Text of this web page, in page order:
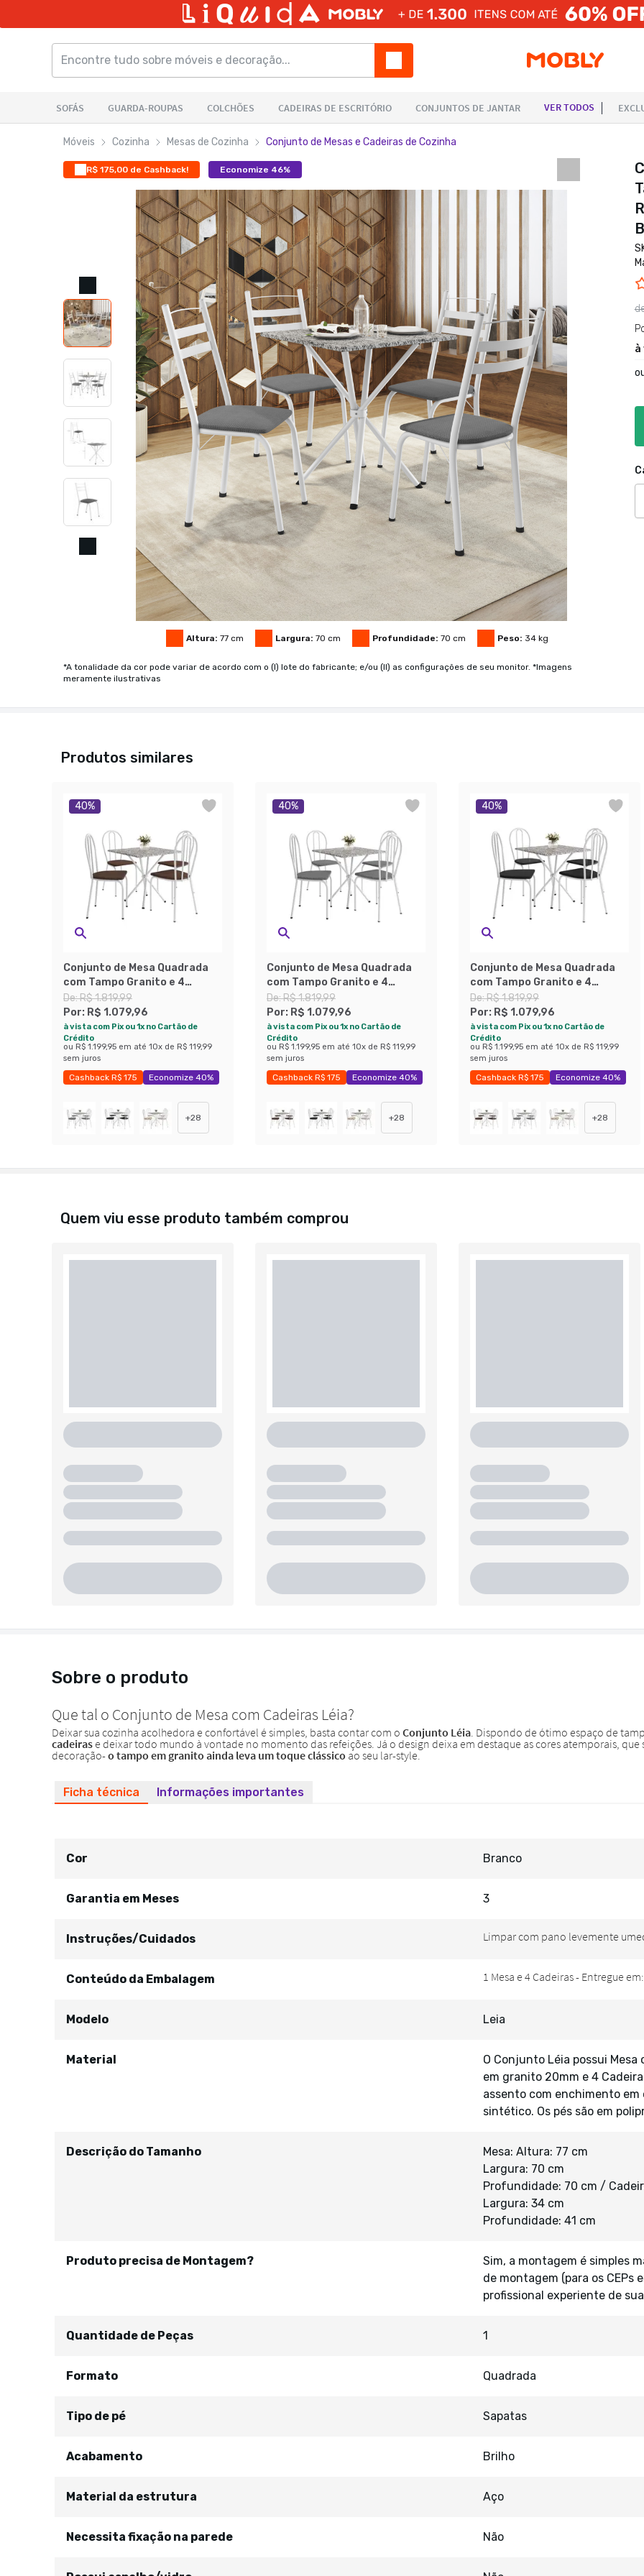
Móveis Cozinha Mesas de Cozinha Conjunto de Mesas e Cadeiras de Cozinha
R$ 175,00 de Cashback! Economize 46%
Altura: 77cm Largura: 70 cm Profundidade: 70 cm Peso: 34 kg
*A tonalidade da cor pode variar de acordo com o (I) lote do fabricante; e/ou (II) as configurações de seu monitor. *Imagens
meramente ilustrativas
à
Produtos similares
40%
Conjunto de Mesa Quadrada
com Tampo Granito e 4
Cadeiras Léia Revestimento
Sintético Branco e Imbuia
De:R$ 1.819,99
Por: R$ 1.079,96
à vista com Pix ou 1x no Cartão de
Crédito
ou R$ 1.199,95 em até 10x de R$ 119,99
sem juros
Cashback R$ 175 Economize 40%
+28
40%
Conjunto de Mesa Quadrada
com Tampo Granito e 4
Cadeiras Léia Revestimento
Sintético Branco e Platina
De:R$ 1.819,99
Por: R$ 1.079,96
à vista com Pix ou 1x no Cartão de
Crédito
ou R$ 1.199,95 em até 10x de R$ 119,99
sem juros
Cashback R$ 175 Economize 40%
+28
40%
Conjunto de Mesa Quadrada
com Tampo Granito e 4
Cadeiras Léia Revestimento
Sintético Branco e Preto
De:R$ 1.819,99
Por: R$ 1.079,96
à vista com Pix ou 1x no Cartão de
Crédito
ou R$ 1.199,95 em até 10x de R$ 119,99
sem juros
Cashback R$ 175 Economize 40%
+28
Quem viu esse produto também comprou
Sobre o produto
Ficha técnica Informações importantes
Cor Branco
Garantia em Meses 3
Instruções/Cuidados
Conteúdo da Embalagem
Modelo Leia
Material
O Conjunto Léia possui
em granito 20mm e 4
assento com enchimento
sintético. Os pés são em
Descrição do Tamanho
Mesa: Altura: 77 cm
Largura: 70 cm
Profundidade: 70 cm /
Largura: 34 cm
Profundidade: 41 cm
Produto precisa de Montagem?
Sim, a montagem é simples
de montagem (para os CEPs
profissional experiente de
Quantidade de Peças 1
Formato Quadrada
Tipo de pé Sapatas
Acabamento Brilho
Material da estrutura Aço
Necessita fixação na parede Não